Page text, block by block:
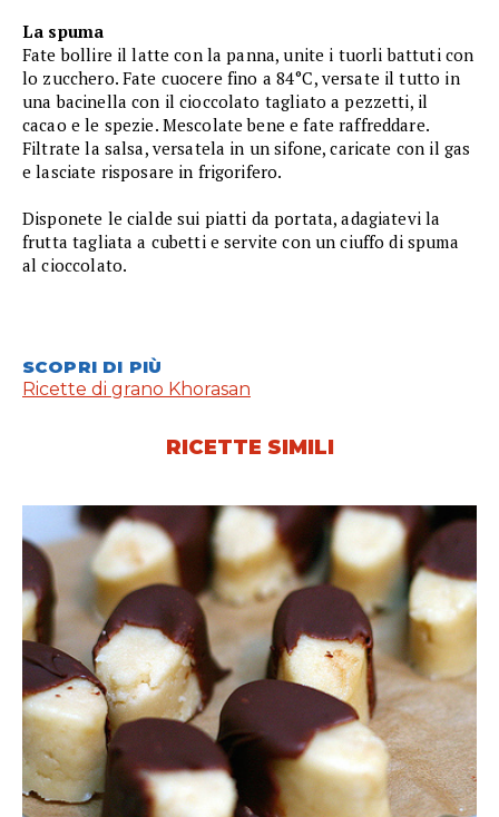
La spuma
Fate bollire il latte con la panna, unite i tuorli battuti con
lo zucchero. Fate cuocere fino a 84°C, versate il tutto in
una bacinella con il cioccolato tagliato a pezzetti, il
cacao e le spezie. Mescolate bene e fate raffreddare.
Filtrate la salsa, versatela in un sifone, caricate con il gas
e lasciate risposare in frigorifero.
Disponete le cialde sui piatti da portata, adagiatevi la
frutta tagliata a cubetti e servite con un ciuffo di spuma
al cioccolato.
SCOPRI DI PIÙ
Ricette di grano Khorasan
RICETTE SIMILI